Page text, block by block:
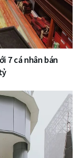
7 cá nhân bán